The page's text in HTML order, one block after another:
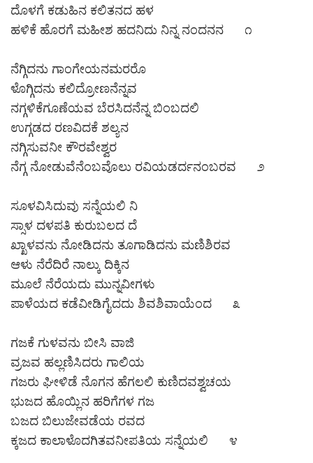
ದೊಳಗೆ ಕಡುಹಿನ ಕಲಿತನದ ಹಳ
ಹಳಿಕೆ ಹೊರಗೆ ಮಹೀಶ ಹದನಿದು ನಿನ್ನ ನಂದನನ ೧
ನೆಗ್ಗಿದನು ಗಾಂಗೇಯನಮರರೊ
ಳೊಗ್ಗಿದನು ಕಲಿದ್ರೋಣನೆನ್ನವ
ನಗ್ಗಳಿಕೆಗೂಣೆಯವ ಬೆರಸಿದನೆನ್ನ ಬಿಂಬದಲಿ
ಉಗ್ಗಡದ ರಣವಿದಕೆ ಶಲ್ಯನ
ನಗ್ಗಿಸುವನೀ ಕೌರವೇಶ್ವರ
ನೆಗ್ಗ ನೋಡುವೆನೆಂಬವೊಲು ರವಿಯಡರ್ದನಂಬರವ ೨
ಸೂಳವಿಸಿದುವು ಸನ್ನೆಯಲಿ ನಿ
ಸ್ಸಾಳ ದಳಪತಿ ಕುರುಬಲದ ದೆ
ಖ್ಖಾಳವನು ನೋಡಿದನು ತೂಗಾಡಿದನು ಮಣಿಶಿರವ
ಆಳು ನೆರೆದಿರೆ ನಾಲ್ಕು ದಿಕ್ಕಿನ
ಮೂಲೆ ನೆರೆಯದು ಮುನ್ನವೀಗಳು
ಪಾಳೆಯದ ಕಡೆವೀಡಿಗೈದದು ಶಿವಶಿವಾಯೆಂದ ೩
ಗಜಕೆ ಗುಳವನು ಬೀಸಿ ವಾಜಿ
ವ್ರಜವ ಹಲ್ಲಣಿಸಿದರು ಗಾಲಿಯ
ಗಜರು ಘೀಳಿಡೆ ನೊಗನ ಹೆಗಲಲಿ ಕುಣಿದವಶ್ವಚಯ
ಭುಜದ ಹೊಯ್ಲಿನ ಹರಿಗೆಗಳ ಗಜ
ಬಜದ ಬಿಲುಜೇವಡೆಯ ರವದ
ಕ್ಕಜದ ಕಾಲಾಳೊದಗಿತವನೀಪತಿಯ ಸನ್ನೆಯಲಿ ೪